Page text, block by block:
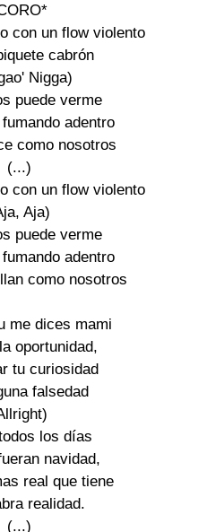
con un flow violento
cabrón
Nigga)
puede verme
adentro
como nosotros
(...)
con un flow violento
Aja)
puede verme
adentro
como nosotros
me dices mami
oportunidad,
tu curiosidad
falsedad
los días
navidad,
real que tiene
realidad.
(...)